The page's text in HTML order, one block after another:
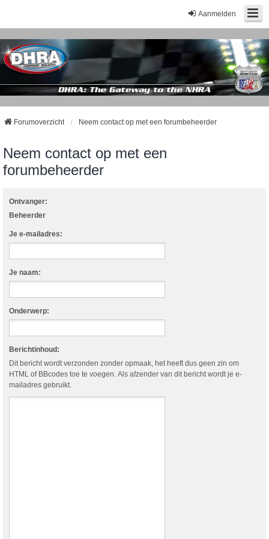
Aanmelden
Forumoverzicht Neem contact op met een forumbeheerder
Neem contact op met een
forumbeheerder
Ontvanger:
Beheerder
Je e-mailadres:
Je naam:
Onderwerp:
Berichtinhoud:
Dit bericht wordt verzonden zonder opmaak, het heeft dus geen zin om
HTML of BBcodes toe te voegen. Als afzender van dit bericht wordt je e-
mailadres gebruikt.